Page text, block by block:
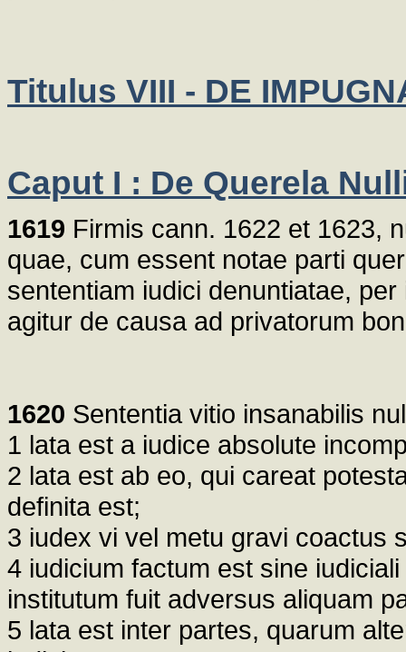
Titulus VIII - DE
Caput I : De Querela
1619 Firmis cann. 1622 et 1623,
quae, cum essent notae parti
sententiam iudici denuntiatae,
agitur de causa ad privatorum
1620 Sententia vitio insanabilis
1 lata est a iudice absolute
2 lata est ab eo, qui careat
definita est;
3 iudex vi vel metu gravi coactus
4 iudicium factum est sine
institutum fuit adversus aliquam
5 lata est inter partes, quarum